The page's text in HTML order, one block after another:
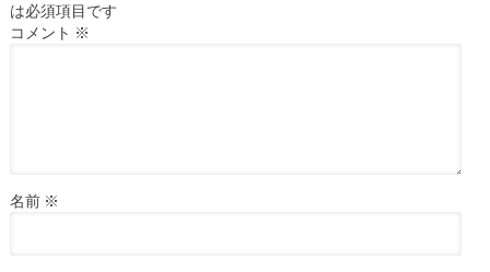
は必須項目です
コメント ※
名前 ※